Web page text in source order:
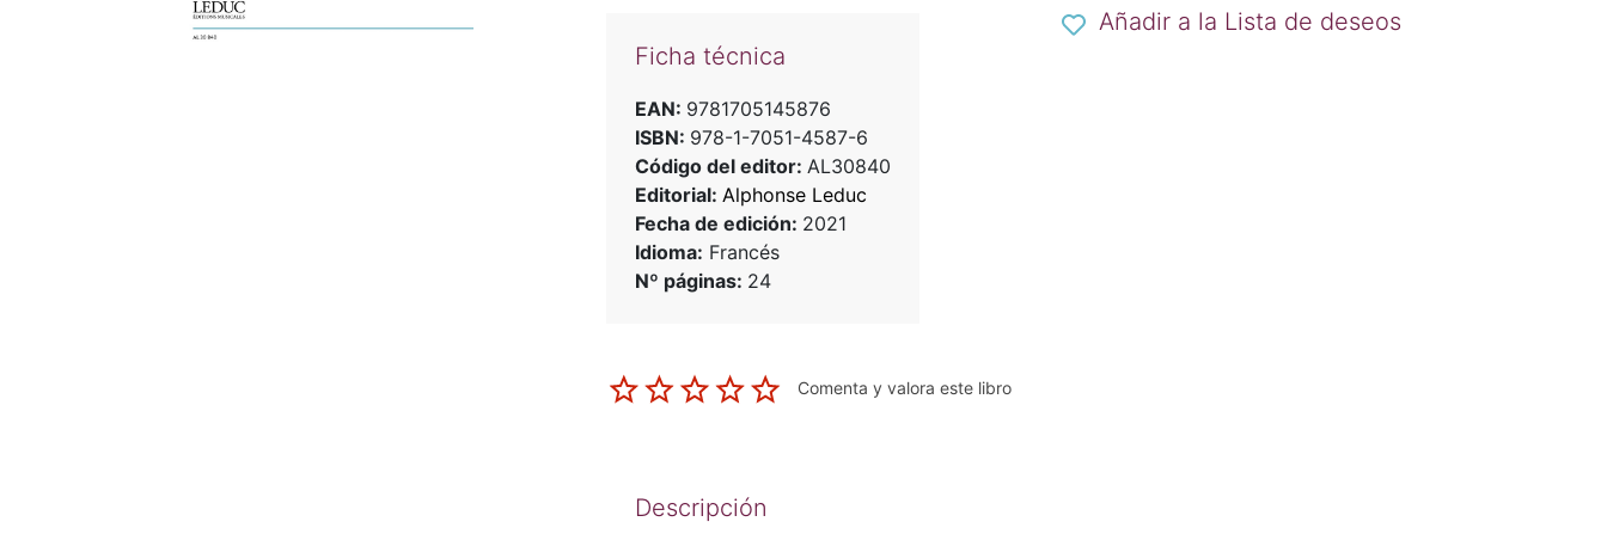
Ficha técnica
EAN: 9781705145876
ISBN: 978-1-7051-4587-6
Código del editor: AL30840
Editorial: Alphonse Leduc
Fecha de edición: 2021
Idioma: Francés
Nº páginas: 24
Comenta y valora este libro
Añadir a la Lista de deseos
Descripción